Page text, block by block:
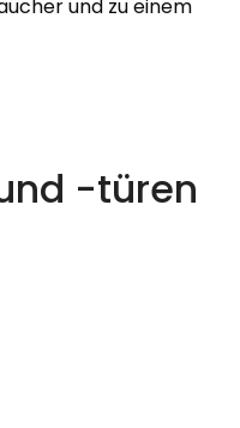
und zu einem
-türen